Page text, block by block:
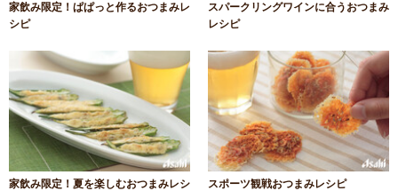
家飲み限定！ぱぱっと作るおつまみレ
シピ
スパークリングワインに合うおつまみ
レシピ
家飲み限定！夏を楽しむおつまみレシ
スポーツ観戦おつまみレシピ